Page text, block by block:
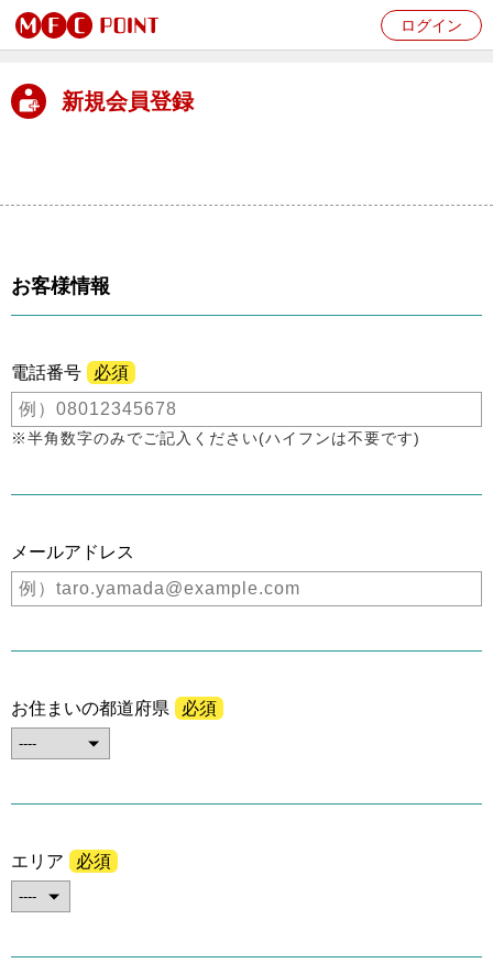
ログイン
新規会員登録
お客様情報
電話番号 必須
※半角数字のみでご記入ください(ハイフンは不要です)
メールアドレス
お住まいの都道府県 必須
エリア 必須